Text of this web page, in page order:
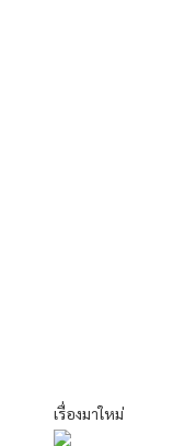
เรื่องมาใหม่